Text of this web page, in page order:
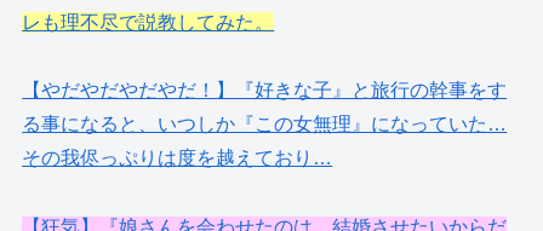
レも理不尽で説教してみた。
【やだやだやだやだ！】『好きな子』と旅行の幹事をす
る事になると、いつしか『この女無理』になっていた…
その我侭っぷりは度を越えており…